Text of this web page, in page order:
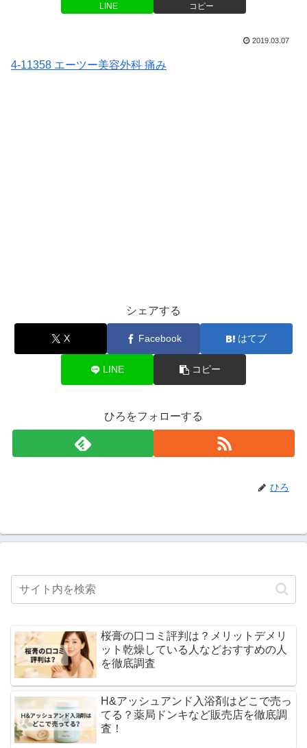
LINE コピー
2019.03.07
4-11358 エーツー美容外科 痛み
シェアする
X Facebook はてブ
LINE コピー
ひろをフォローする
ひろ
桜膏の口コミ評判は？メリットデメリ
ット乾燥している人などおすすめの人
を徹底調査
H&アッシュアンド入浴剤はどこで売っ
てる？薬局ドンキなど販売店を徹底調
査！